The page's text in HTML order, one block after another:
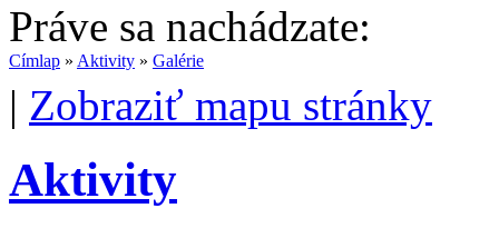
Práve sa nachádzate:
Címlap » Aktivity » Galérie
| Zobraziť mapu stránky
Aktivity